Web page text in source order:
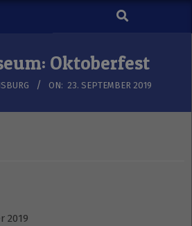
Search
Oktoberfest
ON: 23. SEPTEMBER 2019
2019